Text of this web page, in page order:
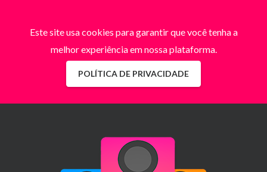
Este site usa cookies para garantir que você tenha a
melhor experiência em nossa plataforma.
POLÍTICA DE PRIVACIDADE